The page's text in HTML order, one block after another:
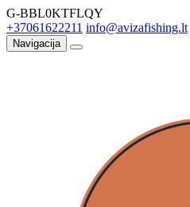
G-BBL0KTFLQY
+37061622211 info@avizafishing.lt
Navigacija